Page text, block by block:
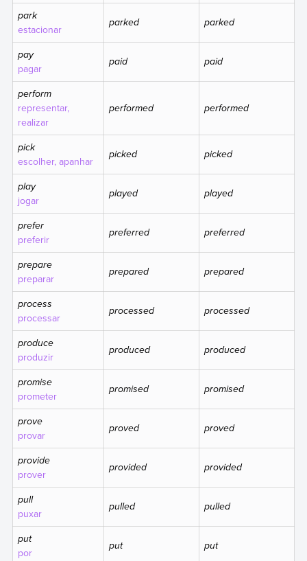
park
estacionar parked parked
pay
pagar paid paid
perform
representar,
realizar
performed performed
pick
escolher, apanhar picked picked
play
jogar played played
prefer
preferir preferred preferred
prepare
preparar prepared prepared
process
processar processed processed
produce
produzir produced produced
promise
prometer promised promised
prove
provar proved proved
provide
prover provided provided
pull
puxar pulled pulled
put
por put put